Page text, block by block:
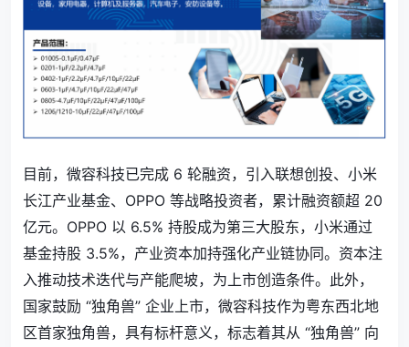
目前，微容科技已完成 6 轮融资，引入联想创投、小米
长江产业基金、OPPO 等战略投资者，累计融资额超 20
亿元。OPPO 以 6.5% 持股成为第三大股东，小米通过
基金持股 3.5%，产业资本加持强化产业链协同。资本注
入推动技术迭代与产能爬坡，为上市创造条件。此外，
国家鼓励 “独角兽” 企业上市，微容科技作为粤东西北地
区首家独角兽，具有标杆意义，标志着其从 “独角兽” 向